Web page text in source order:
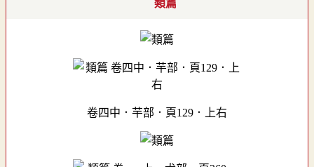
類篇
卷四中．芉部．頁129．上右